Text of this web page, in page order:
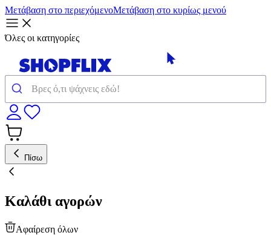
Μετάβαση στο περιεχόμενοΜετάβαση στο κυρίως μενού
Όλες οι κατηγορίες
Πίσω
Καλάθι αγορών
Αφαίρεση όλων